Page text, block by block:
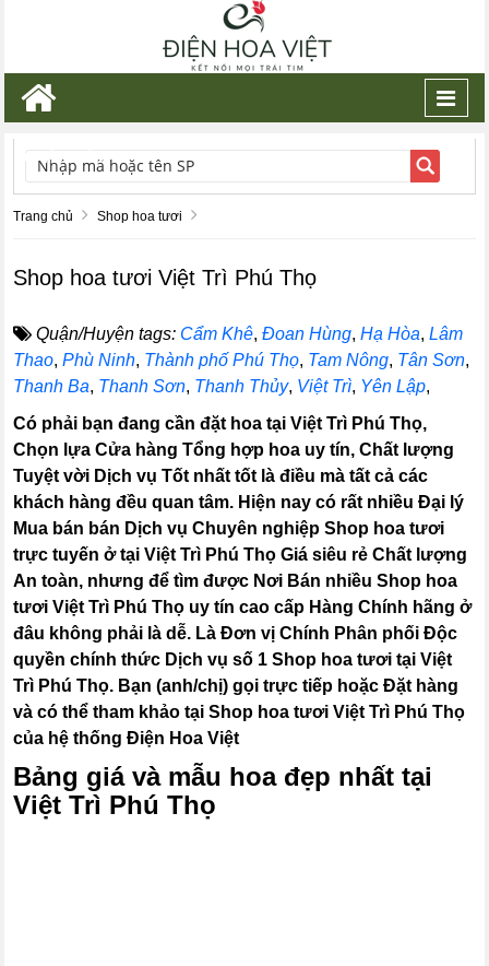
TÌM KIẾM
Trang chủ Shop hoa tươi
Shop hoa tươi Việt Trì Phú Thọ
Quận/Huyện tags: Cẩm Khê,Đoan Hùng,Hạ Hòa,Lâm
Thao,Phù Ninh, Thành phố Phú Thọ, Tam Nông, Tân Sơn,
Thanh Ba, Thanh Sơn, Thanh Thủy, Việt Trì, Yên Lập,
Có phải bạn đang cần đặt hoa tại Việt Trì Phú Thọ,
Chọn lựa Cửa hàng Tổng hợp hoa uy tín, Chất lượng
Tuyệt vời Dịch vụ Tốt nhất tốt là điều mà tất cả các
khách hàng đều quan tâm. Hiện nay có rất nhiều Đại lý
Mua bán bán Dịch vụ Chuyên nghiệp Shop hoa tươi
trực tuyến ở tại Việt Trì Phú Thọ Giá siêu rẻ Chất lượng
An toàn, nhưng để tìm được Nơi Bán nhiều Shop hoa
tươi Việt Trì Phú Thọ uy tín cao cấp Hàng Chính hãng ở
đâu không phải là dễ. Là Đơn vị Chính Phân phối Độc
quyền chính thức Dịch vụ số 1 Shop hoa tươi tại Việt
Trì Phú Thọ. Bạn (anh/chị) gọi trực tiếp hoặc Đặt hàng
và có thể tham khảo tại Shop hoa tươi Việt Trì Phú Thọ
của hệ thống Điện Hoa Việt
Bảng giá và mẫu hoa đẹp nhất tại
Việt Trì Phú Thọ